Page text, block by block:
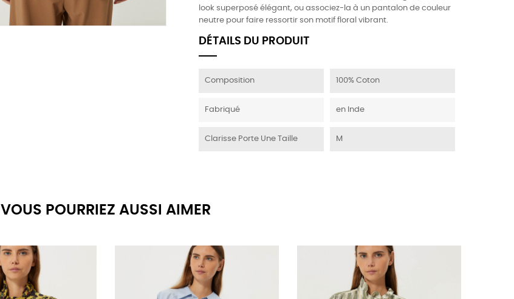
look superposé élégant, ou associez-la à un pantalon de couleur
neutre pour faire ressortir son motif floral vibrant.
DÉTAILS DU PRODUIT
Composition 100% Coton
Fabriqué en Inde
Clarisse Porte Une Taille M
VOUS POURRIEZ AUSSI AIMER